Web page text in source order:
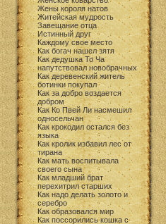
Жены короля натов
Житейская мудрость
Завещание отца
Истинный друг
Каждому свое место
Как богач нашел зятя
Как дедушка То Ча
напутствовал новобрачных
Как деревенский житель
ботинки покупал
Как за добро воздается
добром
Как Ко Пвей Ли насмешил
односельчан
Как крокодил остался без
языка
Как кролик избавил лес от
тирана
Как мать воспитывала
своего сына
Как младший брат
перехитрил старших
Как надо делать золото и
серебро
Как образовался мир
Как поссорились кошка с